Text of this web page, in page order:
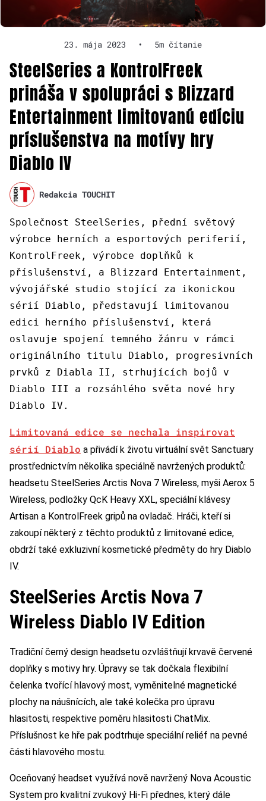
23. mája 2023 • 5m čítanie
SteelSeries a KontrolFreek
prináša v spolupráci s Blizzard
Entertainment limitovanú edíciu
príslušenstva na motívy hry
Diablo IV
Redakcia TOUCHIT
Společnost SteelSeries, přední světový
výrobce herních a esportových periferií,
KontrolFreek, výrobce doplňků k
příslušenství, a Blizzard Entertainment,
vývojářské studio stojící za ikonickou
sérií Diablo, představují limitovanou
edici herního příslušenství, která
oslavuje spojení temného žánru v rámci
originálního titulu Diablo, progresivních
prvků z Diabla II, strhujících bojů v
Diablo III a rozsáhlého světa nové hry
Diablo IV.
Limitovaná edice se nechala inspirovat
sérií Diablo a přivádí k životu virtuální svět Sanctuary
prostřednictvím několika speciálně navržených produktů:
headsetu SteelSeries Arctis Nova 7 Wireless, myši Aerox 5
Wireless, podložky QcK Heavy XXL, speciální klávesy
Artisan a KontrolFreek gripů na ovladač. Hráči, kteří si
zakoupí některý z těchto produktů z limitované edice,
obdrží také exkluzivní kosmetické předměty do hry Diablo
IV.
SteelSeries Arctis Nova 7
Wireless Diablo IV Edition
Tradiční černý design headsetu ozvláštňují krvavě červené
doplňky s motivy hry. Úpravy se tak dočkala flexibilní
čelenka tvořící hlavový most, vyměnitelné magnetické
plochy na náušnících, ale také kolečka pro úpravu
hlasitosti, respektive poměru hlasitosti ChatMix.
Příslušnost ke hře pak podtrhuje speciální reliéf na pevné
části hlavového mostu.
Oceňovaný headset využívá nově navržený Nova Acoustic
System pro kvalitní zvukový Hi-Fi přednes, který dále